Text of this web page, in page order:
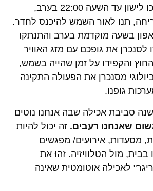
הביולוגי שלכם. לכו לישון עד השעה 22:00 בערב,
תנו לאור השמש להיכנס לחדר.
בשעה מוקדמת בערב והתנתקו
את גופכם עם מזג האוויר
והקפידו על זמן שהייה בשמש,
מסנכרן את הפעולה התקינה
גופנו.
סביבת אכילה שבה אנחנו נוטים
שאנחנו רעבים. זה יכול להיות
מסעדות, אירועים/ מפגשים
בבית, מול הטלוויזיה. זַהוּ את
לאכילה אוטומטית שאינה